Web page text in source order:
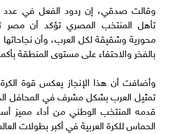
وقالت صدقي، إن ردود الفعل في عدد
تأهل المنتخب المصري تؤكد أن مصر
محورية وشقيقة لكل العرب، وأن نجاحاتها
بالفخر والاحتفاء على مستوى المنطقة
وأضافت أن هذا الإنجاز يعكس قوة
تمثيل العرب بشكل مشرف في المحافل
قدمه المنتخب الوطني من أداء مميز
الحماس للكرة العربية في أكبر بطولات